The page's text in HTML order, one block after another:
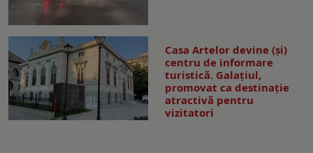
Casa Artelor devine (şi)
centru de informare
turistică. Galaţiul,
promovat ca destinaţie
atractivă pentru
vizitatori